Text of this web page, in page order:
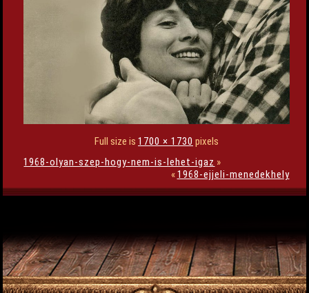
Full size is 1700 × 1730 pixels
1968-olyan-szep-hogy-nem-is-lehet-igaz »
«1968-ejjeli-menedekhely